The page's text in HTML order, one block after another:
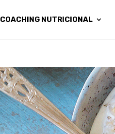
COACHING NUTRICIONAL